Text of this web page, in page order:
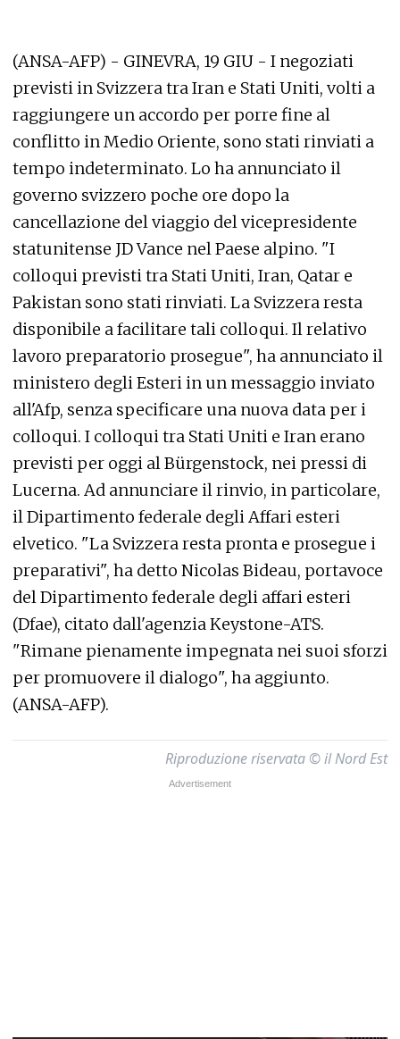
(ANSA-AFP) - GINEVRA, 19 GIU - I negoziati
previsti in Svizzera tra Iran e Stati Uniti, volti a
raggiungere un accordo per porre fine al
conflitto in Medio Oriente, sono stati rinviati a
tempo indeterminato. Lo ha annunciato il
governo svizzero poche ore dopo la
cancellazione del viaggio del vicepresidente
statunitense JD Vance nel Paese alpino. "I
colloqui previsti tra Stati Uniti, Iran, Qatar e
Pakistan sono stati rinviati. La Svizzera resta
disponibile a facilitare tali colloqui. Il relativo
lavoro preparatorio prosegue", ha annunciato il
ministero degli Esteri in un messaggio inviato
all'Afp, senza specificare una nuova data per i
colloqui. I colloqui tra Stati Uniti e Iran erano
previsti per oggi al Bürgenstock, nei pressi di
Lucerna. Ad annunciare il rinvio, in particolare,
il Dipartimento federale degli Affari esteri
elvetico. "La Svizzera resta pronta e prosegue i
preparativi", ha detto Nicolas Bideau, portavoce
del Dipartimento federale degli affari esteri
(Dfae), citato dall'agenzia Keystone-ATS.
"Rimane pienamente impegnata nei suoi sforzi
per promuovere il dialogo", ha aggiunto.
(ANSA-AFP).
Riproduzione riservata © il Nord Est